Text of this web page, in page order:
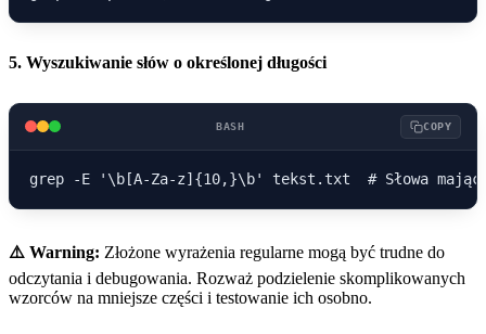
5. Wyszukiwanie słów o określonej długości
BASH COPY
⚠️ Warning: Złożone wyrażenia regularne mogą być trudne do
odczytania i debugowania. Rozważ podzielenie skomplikowanych
wzorców na mniejsze części i testowanie ich osobno.